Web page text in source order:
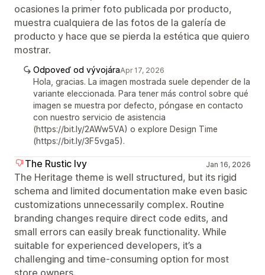
ocasiones la primer foto publicada por producto,
muestra cualquiera de las fotos de la galería de
producto y hace que se pierda la estética que quiero
mostrar.
Odpoveď od vývojáraApr 17, 2026
Hola, gracias. La imagen mostrada suele depender de la
variante eleccionada. Para tener más control sobre qué
imagen se muestra por defecto, póngase en contacto
con nuestro servicio de asistencia
(https://bit.ly/2AWw5VA) o explore Design Time
(https://bit.ly/3F5vga5).
The Rustic Ivy Jan 16, 2026
The Heritage theme is well structured, but its rigid
schema and limited documentation make even basic
customizations unnecessarily complex. Routine
branding changes require direct code edits, and
small errors can easily break functionality. While
suitable for experienced developers, it’s a
challenging and time-consuming option for most
store owners.